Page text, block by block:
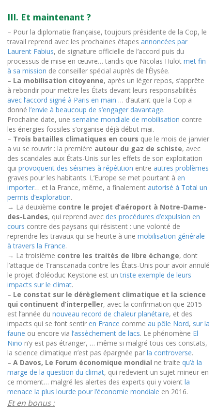
III. Et maintenant ?
– Pour la diplomatie française, toujours présidente de la Cop, le
travail reprend avec les prochaines étapes annoncées par
Laurent Fabius, de signature officielle de l’accord puis du
processus de mise en œuvre… tandis que Nicolas Hulot met fin
à sa mission de conseiller spécial auprès de l’Élysée.
– La mobilisation citoyenne, après un léger repos, s’apprête
à rebondir pour mettre les États devant leurs responsabilités
avec l’accord signé à Paris en main … d’autant que la Cop a
donné l’envie à beaucoup de s’engager davantage.
Prochaine date, une semaine mondiale de mobilisation contre
les énergies fossiles s’organise déjà début mai.
– Trois batailles climatiques en cours que le mois de janvier
a vu se rouvrir : la première autour du gaz de schiste, avec
des scandales aux États-Unis sur les effets de son exploitation
qui provoquent des séismes à répétition entre autres problèmes
graves pour les habitants. L’Europe se met pourtant à en
importer… et la France, même, a finalement autorisé à Total un
permis d’exploration.
→ La deuxième contre le projet d’aéroport à Notre-Dame-
des-Landes, qui reprend avec des procédures d’expulsion en
cours contre des paysans qui résistent : une volonté de
reprendre les travaux qui se heurte à une mobilisation générale
à travers la France.
→ La troisième contre les traités de libre échange, dont
l’attaque de Transcanada contre les États-Unis pour avoir annulé
le projet d’oléoduc Keystone est untriste exemple de leurs
impacts sur le climat.
– Le constat sur le dérèglement climatique et la science
qui continuent d’interpeller, avec la confirmation que 2015
est l’année du nouveau record de chaleur planétaire, et des
impacts qui se font sentir en France comme au pôle Nord, sur la
faune ou encore via l’assèchement de lacs. Le phénomène El
Nino n’y est pas étranger, … même si malgré tous ces constats,
la science climatique n’est pas épargnée par la controverse.
– A Davos, Le Forum économique mondial ne traite qu’à la
marge de la question du climat, qui redevient un sujet mineur en
ce moment… malgré les alertes des experts qui y voient la
menace la plus lourde pour l’économie mondiale en 2016.
Et en bonus :